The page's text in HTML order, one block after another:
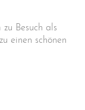
Besuch als
einen schönen